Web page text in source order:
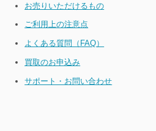
お売りいただけるもの
ご利用上の注意点
よくある質問（FAQ）
買取のお申込み
サポート・お問い合わせ